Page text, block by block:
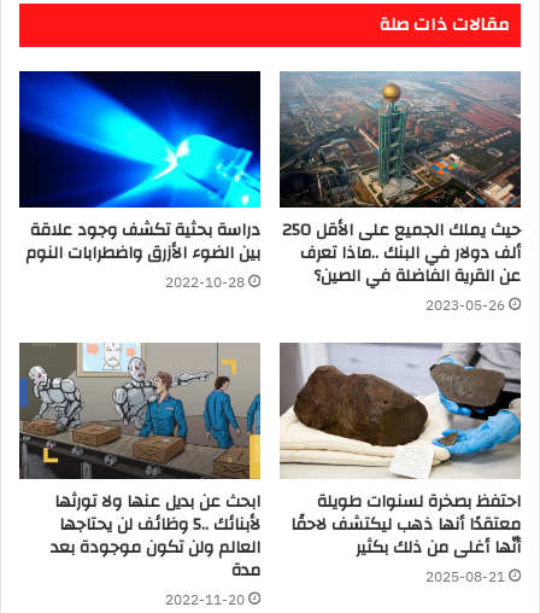
مقالات ذات صلة
حيث يملك الجميع على الأقل 250
ألف دولار في البنك ..ماذا تعرف
عن القرية الفاضلة في الصين؟
2023-05-26
دراسة بحثية تكشف وجود علاقة
بين الضوء الأزرق واضطرابات النوم
2022-10-28
احتفظ بصخرة لسنوات طويلة
معتقدًا أنها ذهب ليكتشف لاحقًا
أنّها أغلى من ذلك بكثير
2025-08-21
ابحث عن بديل عنها ولا تورثها
لأبنائك ..5 وظائف لن يحتاجها
العالم ولن تكون موجودة بعد
مدة
2022-11-20